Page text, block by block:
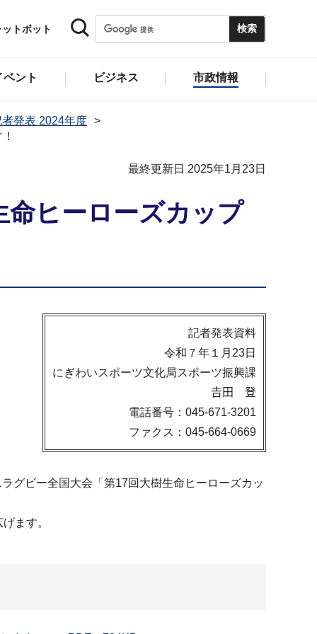
トボット
ント ビジネス 市政情報
者発表 2024年度
最終更新日 2025年1月23日
命ヒーローズカップ
記者発表資料
令和７年１月23日
にぎわいスポーツ文化局スポーツ振興課
𠮷田 登
電話番号：045-671-3201
ファクス：045-664-0669
グビー全国大会「第17回大樹生命ヒーローズカッ
ます。